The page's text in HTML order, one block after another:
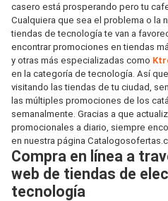
casero está prosperando pero tu
Cualquiera que sea el problema o la
tiendas de tecnología te van a
encontrar promociones en tiendas
y otras más especializadas como
en la categoría de tecnología. Así
visitando las tiendas de tu ciudad,
las múltiples promociones de los
semanalmente. Gracias a que
promocionales a diario, siempre
en nuestra página
Compra en línea a
web de tiendas de
tecnología